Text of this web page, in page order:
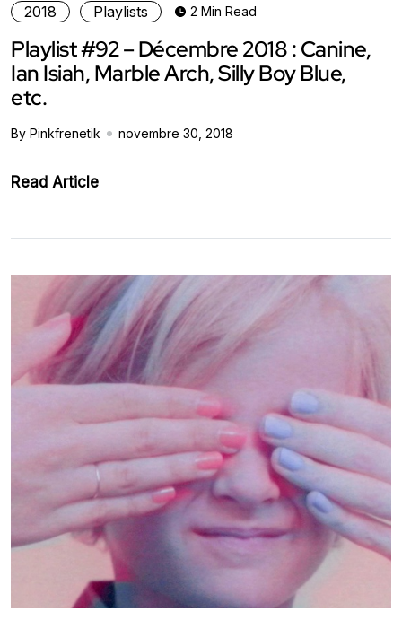
2018 Playlists 2 Min Read
Playlist #92 – Décembre 2018 : Canine,
Ian Isiah, Marble Arch, Silly Boy Blue,
etc.
By Pinkfrenetik novembre 30, 2018
Read Article